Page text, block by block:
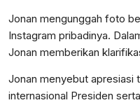
Jonan mengunggah foto
Instagram pribadinya.
Jonan memberikan
Jonan menyebut apresiasi
internasional Presiden